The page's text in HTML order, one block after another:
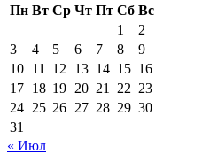
Пн Вт Ср Чт Пт Сб Вс
1
2
3
4 5 6 7 8
9
10 11 12 13 14 15 16
17 18 19 20 21 22 23
24 25 26 27 28 29 30
31
« Июл